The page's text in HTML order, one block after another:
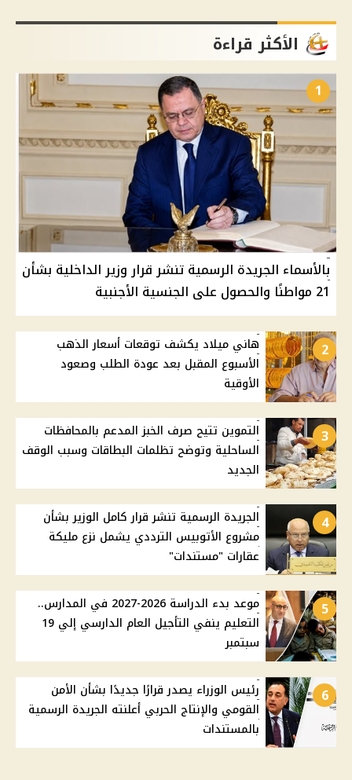
الأكثر قراءة
1
بالأسماء الجريدة الرسمية تنشر قرار وزير الداخلية بشأن
21 مواطنًا والحصول على الجنسية الأجنبية
2
هاني ميلاد يكشف توقعات أسعار الذهب
الأسبوع المقبل بعد عودة الطلب وصعود
الأوقية
3
التموين تتيح صرف الخبز المدعم بالمحافظات
الساحلية وتوضح تظلمات البطاقات وسبب الوقف
الجديد
4
الجريدة الرسمية تنشر قرار كامل الوزير بشأن
مشروع الأتوبيس الترددي يشمل نزع مليكة
عقارات "مستندات"
5
موعد بدء الدراسة 2026-2027 في المدارس..
التعليم ينفي التأجيل العام الدارسي إلي 19
سبتمبر
6
رئيس الوزراء يصدر قرارًا جديدًا بشأن الأمن
القومي والإنتاج الحربي أعلنته الجريدة الرسمية
بالمستندات